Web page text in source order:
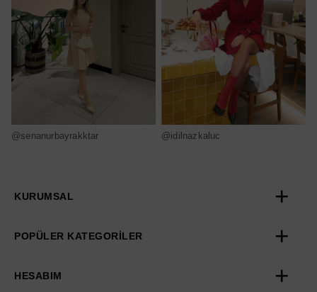
@senanurbayrakktar @idilnazkaluc
KURUMSAL
POPÜLER KATEGORİLER
HESABIM